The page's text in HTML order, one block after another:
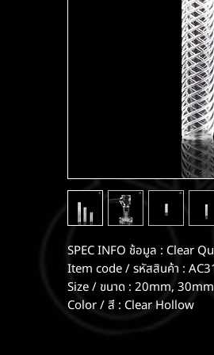
SPEC INFO ช้อมูล : Clear
Item code / รหัสสินค้า :
Size / ขนาด : 20mm,
Color / สี : Clear Hollow